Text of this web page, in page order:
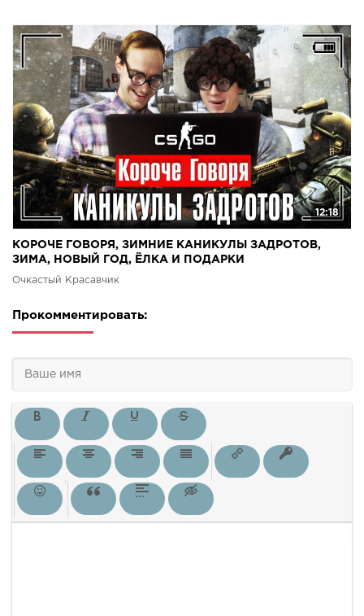
12:18
КОРОЧЕ ГОВОРЯ, ЗИМНИЕ КАНИКУЛЫ ЗАДРОТОВ,
ЗИМА, НОВЫЙ ГОД, ЁЛКА И ПОДАРКИ
Очкастый Красавчик
Прокомментировать: